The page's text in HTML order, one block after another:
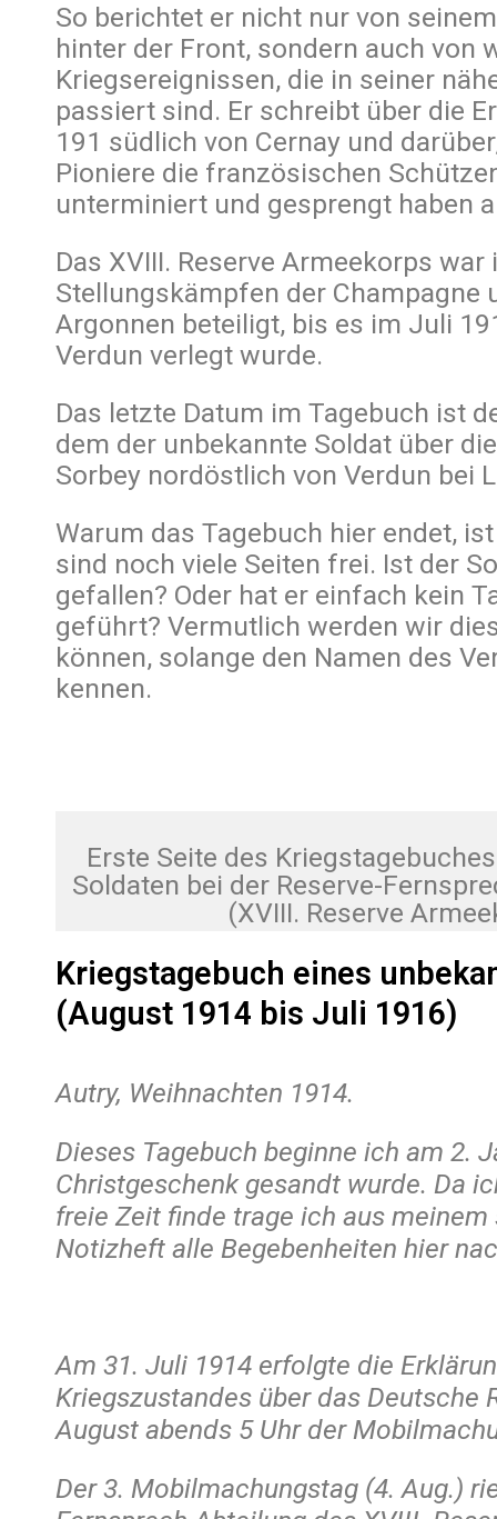
So berichtet er nicht nur von
hinter der Front, sondern auch von
Kriegsereignissen, die in seiner
passiert sind. Er schreibt über die
191 südlich von Cernay und
Pioniere die französischen
unterminiert und gesprengt haben
Das XVIII. Reserve Armeekorps war
Stellungskämpfen der Champagne
Argonnen beteiligt, bis es im Juli
Verdun verlegt wurde.
Das letzte Datum im Tagebuch ist
dem der unbekannte Soldat über
Sorbey nordöstlich von Verdun bei
Warum das Tagebuch hier endet,
sind noch viele Seiten frei. Ist der
gefallen? Oder hat er einfach kein
geführt? Vermutlich werden wir
können, solange den Namen des
kennen.
Erste Seite des
Soldaten bei der Reserve-
(XVIII. Reserve
Kriegstagebuch eines
(August 1914 bis Juli 1916)
Autry, Weihnachten 1914.
Dieses Tagebuch beginne ich am 2.
Christgeschenk gesandt wurde. Da
freie Zeit finde trage ich aus
Notizheft alle Begebenheiten hier
Am 31. Juli 1914 erfolgte die
Kriegszustandes über das Deutsche
August abends 5 Uhr der
Der 3. Mobilmachungstag (4. Aug.)